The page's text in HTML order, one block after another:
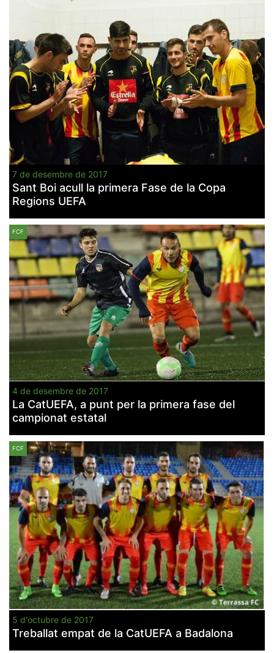
7 de desembre de 2017
Sant Boi acull la primera Fase de la Copa
Regions UEFA
FCF
4 de desembre de 2017
La CatUEFA, a punt per la primera fase del
campionat estatal
FCF
5 d'octubre de 2017
Treballat empat de la CatUEFA a Badalona